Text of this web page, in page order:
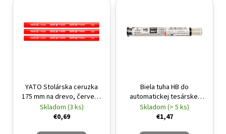
YATO Stolárska ceruzka
175 mm na drevo, červená
(3 ks/bal.)
Skladom (3 ks)
€0,69
Biela tuha HB do
automatickej tesárskej
ceruzky 5ks
Skladom (> 5 ks)
€1,47